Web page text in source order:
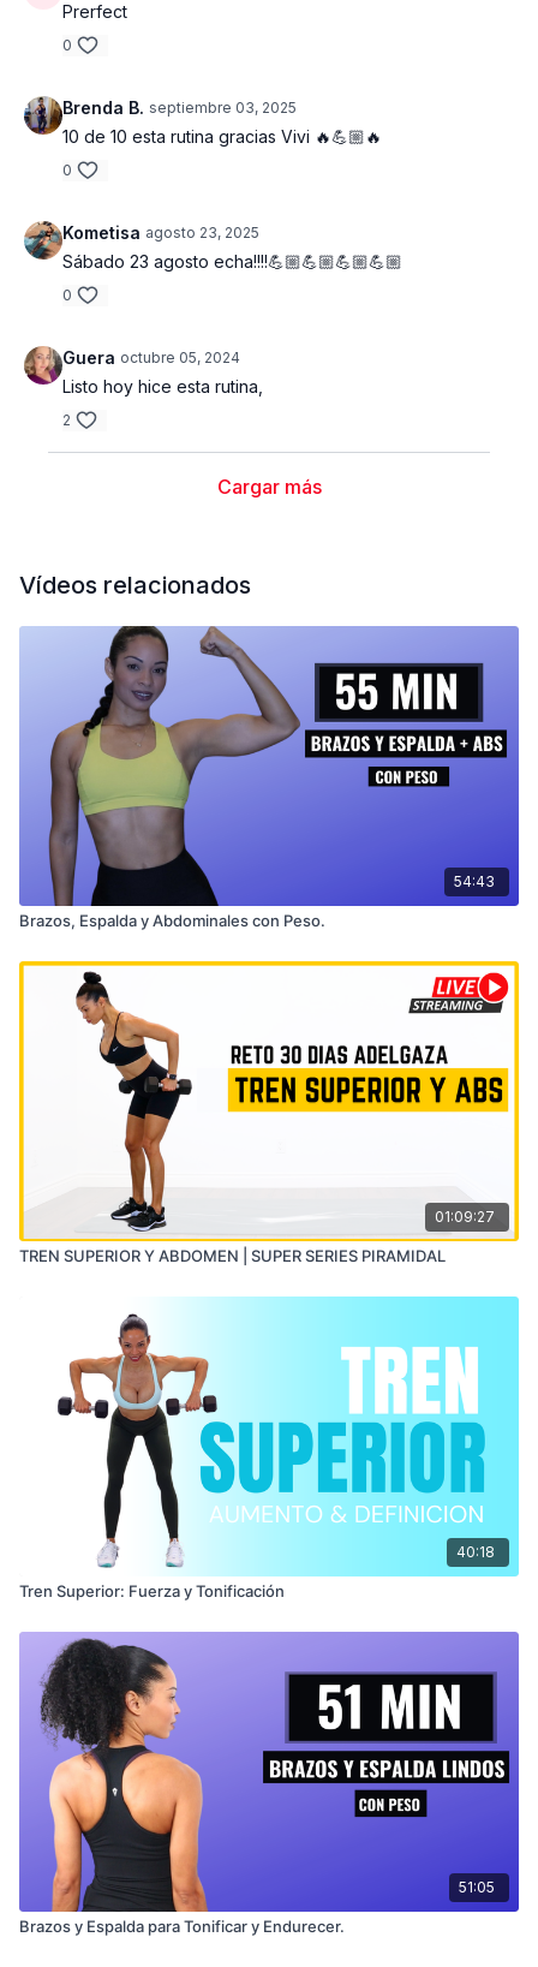
Prerfect
0
Brenda B. septiembre 03, 2025
10 de 10 esta rutina gracias Vivi 🔥💪🏼🔥
0
Kometisa agosto 23, 2025
Sábado 23 agosto echa!!!!💪🏼💪🏼💪🏼💪🏼
0
Guera octubre 05, 2024
Listo hoy hice esta rutina,
2
Cargar más
Vídeos relacionados
54:43
Brazos, Espalda y Abdominales con Peso.
01:09:27
TREN SUPERIOR Y ABDOMEN | SUPER SERIES PIRAMIDAL
40:18
Tren Superior: Fuerza y Tonificación
51:05
Brazos y Espalda para Tonificar y Endurecer.